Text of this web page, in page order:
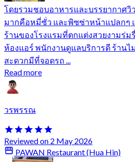
โดยรวมชอบอาหารและบรรยากาศวิ
มากคือหมี่ซั่ว และพิซซ่าหน้าแปลกๆ
ร้านของโรงแรมที่ตกแต่งสวยงามร่ม
ห้องแอร์ พนักงานดูแลบริการดี ร้านไ
สะดวกมีที่จอดรถ ...
Read more
วรพรรณ
Reviewed on 2 May 2026
PAWAN Restaurant (Hua Hin)